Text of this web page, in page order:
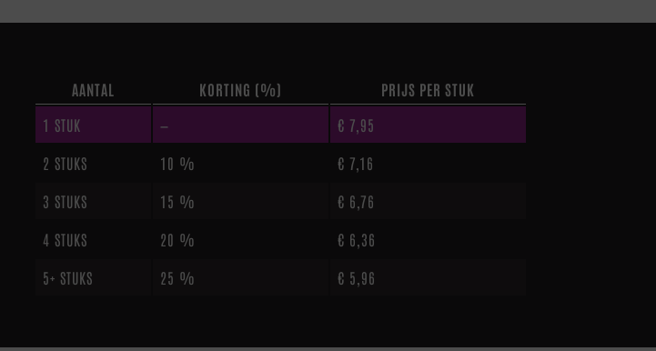
AANTAL KORTING (%)
PRIJS PER STUK
1 STUK — € 7,95
2 STUKS 10 % € 7,16
3 STUKS 15 % € 6,76
4 STUKS 20 % € 6,36
5+ STUKS 25 % € 5,96